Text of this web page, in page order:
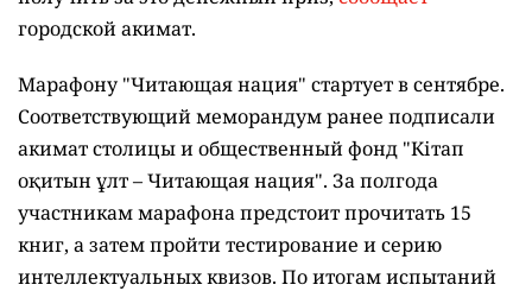
городской акимат.
Марафону "Читающая нация" стартует в сентябре.
Соответствующий меморандум ранее подписали
акимат столицы и общественный фонд "Кітап
оқитын ұлт – Читающая нация". За полгода
участникам марафона предстоит прочитать 15
книг, а затем пройти тестирование и серию
интеллектуальных квизов. По итогам испытаний